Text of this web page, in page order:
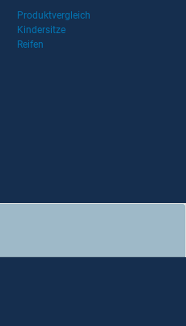
Produktvergleich
Kindersitze
Reifen